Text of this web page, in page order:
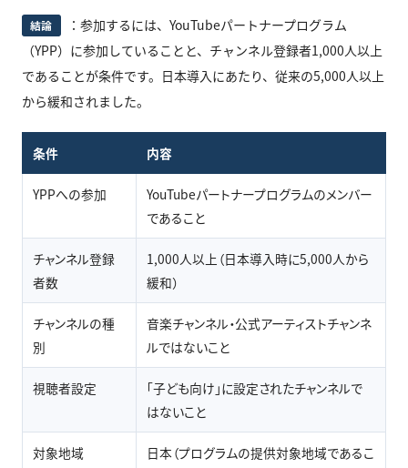
結論
：参加するには、YouTubeパートナープログラム
（YPP）に参加していることと、チャンネル登録者1,000人以上
であることが条件です。日本導入にあたり、従来の5,000人以上
から緩和されました。
条件 内容
YPPへの参加
YouTubeパートナープログラムのメンバー
であること
チャンネル登録
者数
1,000人以上（日本導入時に5,000人から
緩和）
チャンネルの種
別
音楽チャンネル・公式アーティストチャンネ
ルではないこと
視聴者設定
「子ども向け」に設定されたチャンネルで
はないこと
対象地域
日本（プログラムの提供対象地域であるこ